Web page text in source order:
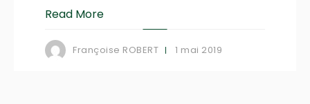
Read More
Françoise ROBERT 1 mai 2019